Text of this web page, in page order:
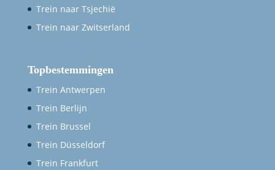
Trein naar Tsjechië
Trein naar Zwitserland
Topbestemmingen
Trein Antwerpen
Trein Berlijn
Trein Brussel
Trein Düsseldorf
Trein Frankfurt